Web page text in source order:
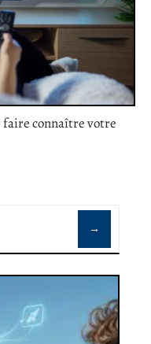
faire connaître votre